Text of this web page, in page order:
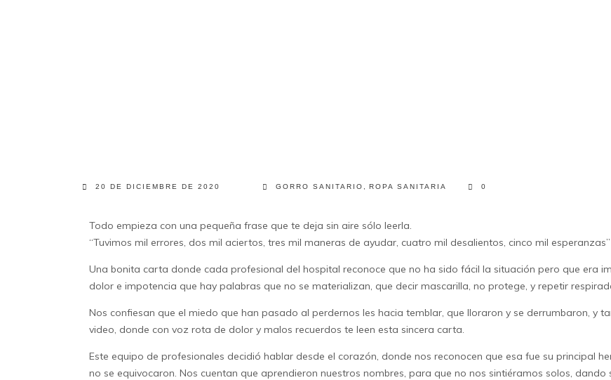
20 DE DICIEMBRE DE 2020 GORRO SANITARIO ROPA SANITARIA 0
Todo empieza con una pequeña frase que te deja sin aire sólo leerla.
“Tuvimos mil errores, dos mil aciertos, tres mil maneras de ayudar, cuatro mil desalientos, cinco mil esperanzas”
Una bonita carta donde cada profesional del hospital reconoce que no ha sido fácil la situación pero que era
dolor e impotencia que hay palabras que no se materializan, que decir mascarilla, no protege, y repetir
Nos confiesan que el miedo que han pasado al perdernos les hacia temblar, que lloraron y se derrumbaron, y
video, donde con voz rota de dolor y malos recuerdos te leen esta sincera carta.
Este equipo de profesionales decidió hablar desde el corazón, donde nos reconocen que esa fue su principal
no se equivocaron. Nos cuentan que aprendieron nuestros nombres, para que no nos sintiéramos solos,